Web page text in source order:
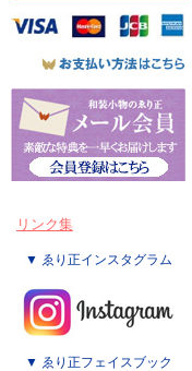
リンク集
▼ ゑり正インスタグラム
▼ ゑり正フェイスブック